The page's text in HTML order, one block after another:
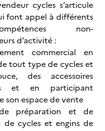
cycles s’articule
font appel à différents
non-
d’activité :
commercial en
tout type de cycles et
des accessoires
et en participant
son espace de vente
de préparation et de
cycles et engins de